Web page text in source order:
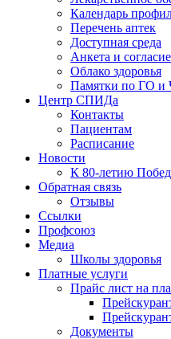
Календарь
Перечень аптек
Доступная среда
Анкета и
Облако здоровья
Памятки по ГО и
Центр СПИДа
Контакты
Пациентам
Расписание
Новости
К 80-летию
Обратная связь
Отзывы
Ссылки
Профсоюз
Медиа
Школы здоровья
Платные услуги
Прайс лист на
Документы